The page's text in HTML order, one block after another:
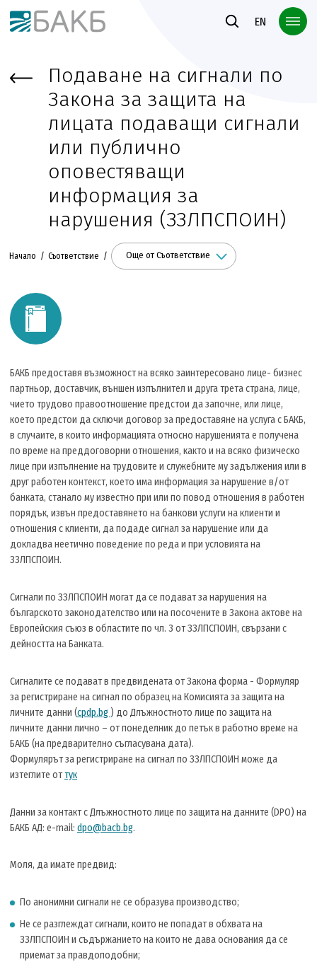
Към основното съдържание
EN
Подаване на сигнали по
Закона за защита на
лицата подаващи сигнали
или публично
оповестяващи
информация за
нарушения (ЗЗЛПСПОИН)
Начало Съответствие Още от Съответствие
БАКБ предоставя възможност на всяко заинтересовано лице- бизнес
партньор, доставчик, външен изпълнител и друга трета страна, лице,
чието трудово правоотношение предстои да започне, или лице,
което предстои да сключи договор за предоставяне на услуга с БАКБ,
в случаите, в които информацията относно нарушенията е получена
по време на преддоговорни отношения, както и на всяко физическо
лице при изпълнение на трудовите и служебните му задължения или в
друг работен контекст, което има информация за нарушение в/от
банката, станало му известно при или по повод отношения в работен
порядък, извън предоставянето на банкови услуги на клиенти и
отношения с клиенти, да подаде сигнал за нарушение или да
докладва неетично поведение по реда и при условията на
ЗЗЛПСПОИН.
Сигнали по ЗЗЛПСПОИН могат да се подават за нарушения на
българското законодателство или на посочените в Закона актове на
Европейския съюз в областите по чл. 3 от ЗЗЛПСПОИН, свързани с
дейността на Банката.
Сигналите се подават в предвидената от Закона форма - Формуляр
за регистриране на сигнал по образец на Комисията за защита на
личните данни (cpdp.bg ) до Длъжностното лице по защита на
личните данни лично – от понеделник до петък в работно време на
БАКБ (на предварително съгласувана дата).
Формулярът за регистриране на сигнал по ЗЗЛПСПОИН може да
изтеглите оттук
Данни за контакт с Длъжностното лице по защита на данните (DPO) на
БАКБ АД: е-mail: dpo@bacb.bg.
Моля, да имате предвид:
По анонимни сигнали не се образува производство;
Не се разглеждат сигнали, които не попадат в обхвата на
ЗЗЛПСПОИН и съдържанието на които не дава основания да се
приемат за правдоподобни;